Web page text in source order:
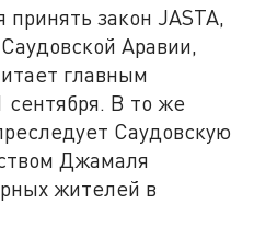
закон JASTA,
Аравии,
главным
сентября. В то же
Саудовскую
Джамаля
жителей в